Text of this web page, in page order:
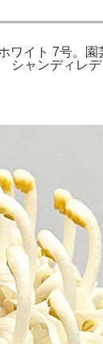
ワイト 7号。園
シャンディレ